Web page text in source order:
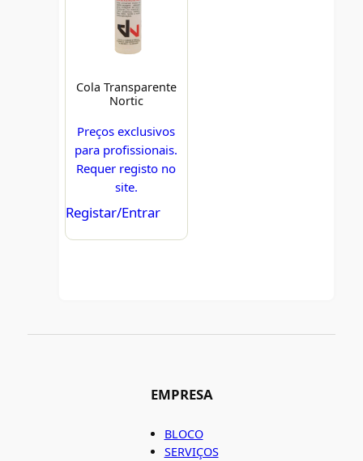
Cola Transparente
Nortic
Preços exclusivos
para profissionais.
Requer registo no
site.
Registar/Entrar
EMPRESA
BLOCO
SERVIÇOS